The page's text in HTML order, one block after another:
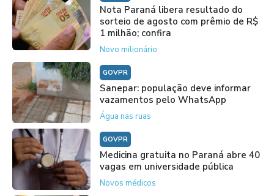
Nota Paraná libera resultado do
sorteio de agosto com prêmio de R$
1 milhão; confira
Novo milionário
GOVPR
Sanepar: população deve informar
vazamentos pelo WhatsApp
Água nas ruas
GOVPR
Medicina gratuita no Paraná abre 40
vagas em universidade pública
Novos médicos